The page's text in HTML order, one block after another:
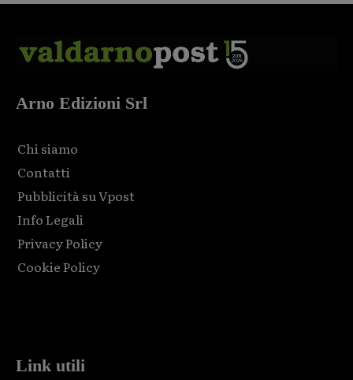
Arno Edizioni Srl
Chi siamo
Contatti
Pubblicità su Vpost
Info Legali
Privacy Policy
Cookie Policy
Link utili